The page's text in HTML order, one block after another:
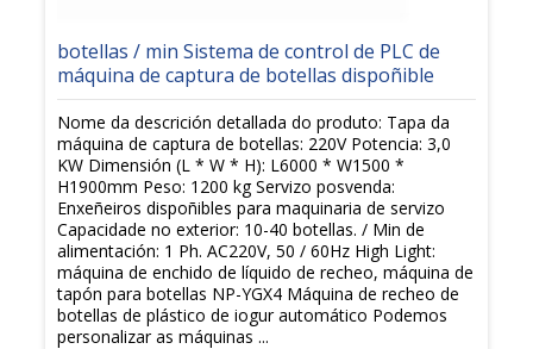
botellas / min Sistema de control de PLC de
máquina de captura de botellas dispoñible
Nome da descrición detallada do produto: Tapa da
máquina de captura de botellas: 220V Potencia: 3,0
KW Dimensión (L * W * H): L6000 * W1500 *
H1900mm Peso: 1200 kg Servizo posvenda:
Enxeñeiros dispoñibles para maquinaria de servizo
Capacidade no exterior: 10-40 botellas. / Min de
alimentación: 1 Ph. AC220V, 50 / 60Hz High Light:
máquina de enchido de líquido de recheo, máquina de
tapón para botellas NP-YGX4 Máquina de recheo de
botellas de plástico de iogur automático Podemos
personalizar as máquinas ...